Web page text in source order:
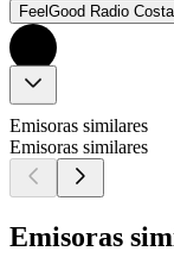
FeelGood Radio
Emisoras similares
Emisoras similares
Emisoras